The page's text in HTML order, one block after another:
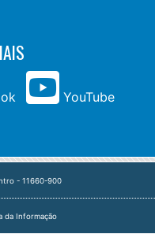
YouTube
- 11660-900
da Informação